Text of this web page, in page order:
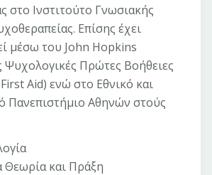
στο Ινστιτούτο Γνωσιακής
Επίσης έχει
μέσω του John Hopkins
Ψυχολογικές Πρώτες Βοήθειες
Aid) ενώ στο Εθνικό και
Πανεπιστήμιο Αθηνών στούς
Θεωρία και Πράξη